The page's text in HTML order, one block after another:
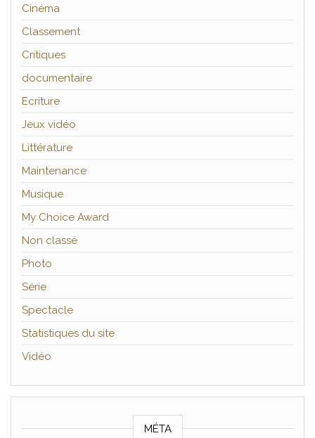
Cinéma
Classement
Critiques
documentaire
Ecriture
Jeux vidéo
Littérature
Maintenance
Musique
My Choice Award
Non classé
Photo
Série
Spectacle
Statistiques du site
Vidéo
MÉTA